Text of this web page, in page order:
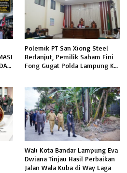
Polemik PT San Xiong Steel
Berlanjut, Pemilik Saham Fini
Fong Gugat Polda Lampung Ke
Wali Kota Bandar Lampung Eva
Dwiana Tinjau Hasil Perbaikan
Jalan Wala Kuba di Way Laga